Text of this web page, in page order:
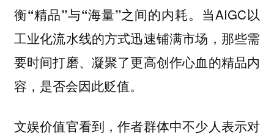
衡“精品”与“海量”之间的内耗。当AIGC以
工业化流水线的方式迅速铺满市场，那些需
要时间打磨、凝聚了更高创作心血的精品内
容，是否会因此贬值。
文娱价值官看到，作者群体中不少人表示对